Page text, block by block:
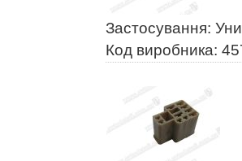
Застосування:
Код виробника: